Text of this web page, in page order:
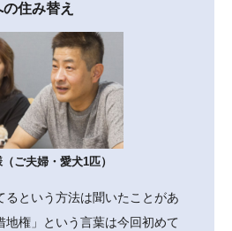
住み替え
るという方法は聞いたことがあ
地権」という言葉は今回初めて
ご夫婦・愛犬1匹）